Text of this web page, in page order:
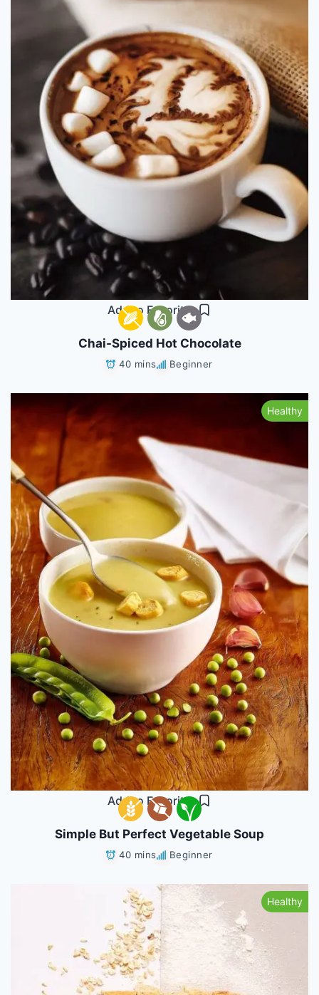
Add to Favorites
Chai-Spiced Hot Chocolate
40 mins Beginner
Add to Favorites
Healthy
Simple But Perfect Vegetable Soup
40 mins Beginner
Healthy